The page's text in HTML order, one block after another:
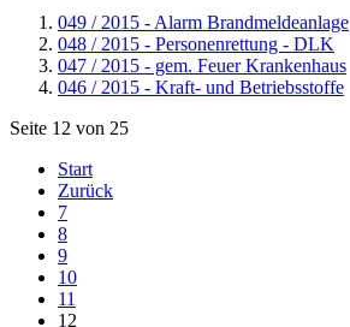
049 / 2015 - Alarm Brandmeldeanlage
048 / 2015 - Personenrettung - DLK
047 / 2015 - gem. Feuer Krankenhaus
046 / 2015 - Kraft- und Betriebsstoffe
Seite 12 von 25
Start
Zurück
7
8
9
10
11
12